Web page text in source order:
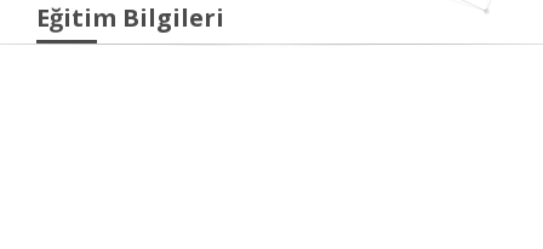
Eğitim Bilgileri